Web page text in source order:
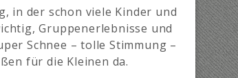
in der schon viele Kinder und
Gruppenerlebnisse und
Schnee – tolle Stimmung –
für die Kleinen da.